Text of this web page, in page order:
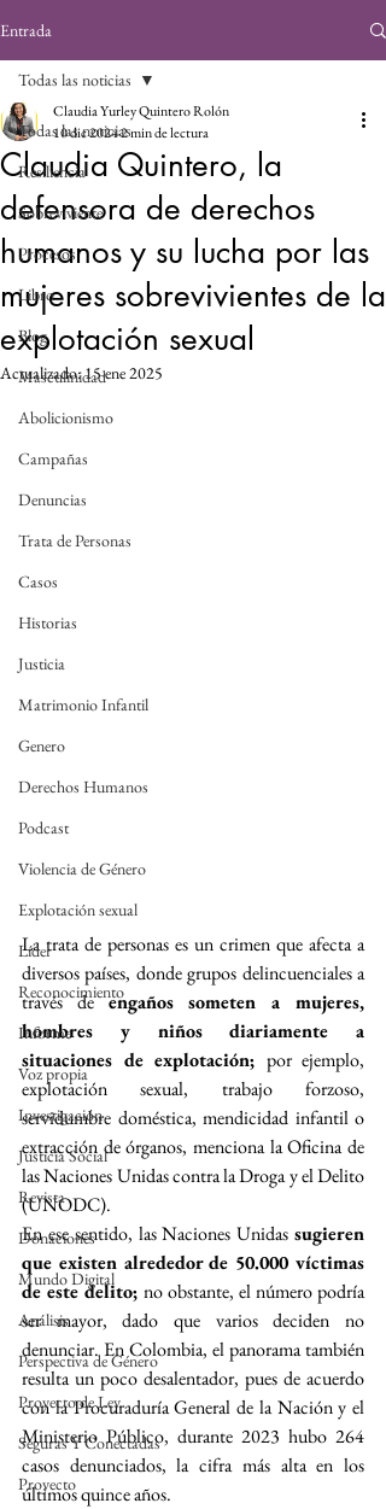
Entrada
Todas las noticias
Resiliencia
Sobreviviente
Procesos
Libro
Blog
Masculinidad
Abolicionismo
Campañas
Denuncias
Trata de Personas
Casos
Historias
Justicia
Matrimonio Infantil
Genero
Derechos Humanos
Podcast
Violencia de Género
Explotación sexual
Líder
Reconocimiento
Informe
Voz propia
Investigación
Justicia Social
Revista
Donaciones
Mundo Digital
Análisis
Perspectiva de Género
Proyecto de Ley
Seguras Y Conectadas
Proyecto
Todas las noticias
Claudia Quintero, la
defensora de derechos
humanos y su lucha por las
mujeres sobrevivientes de la
explotación sexual
Claudia Yurley Quintero Rolón
10 dic 20242 min de lectura
Actualizado:15 ene 2025
La trata de personas es un crimen que afecta a
diversos países, donde grupos delincuenciales a
través de engaños someten a mujeres,
hombres y niños diariamente a
situaciones de explotación;
explotación sexual, trabajo forzoso,
servidumbre doméstica, mendicidad infantil o
extracción de órganos, menciona la Oficina de
las Naciones Unidas contra la Droga y el Delito
(UNODC).
En ese sentido, las Naciones Unidas sugieren
que existen alrededor de 50.000 víctimas
de este delito; no obstante, el número podría
ser mayor, dado que varios deciden no
denunciar. En Colombia, el panorama también
resulta un poco desalentador, pues de acuerdo
con la Procuraduría General de la Nación y el
Ministerio Público, durante 2023 hubo 264
casos denunciados, la cifra más alta en los
últimos quince años.